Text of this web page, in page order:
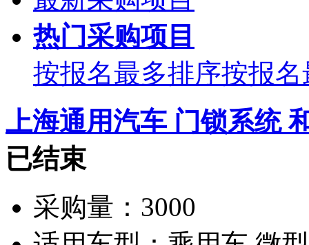
热门采购项目
按报名最多排序按报
上海通用汽车 门锁系统
已结束
采购量： 3000